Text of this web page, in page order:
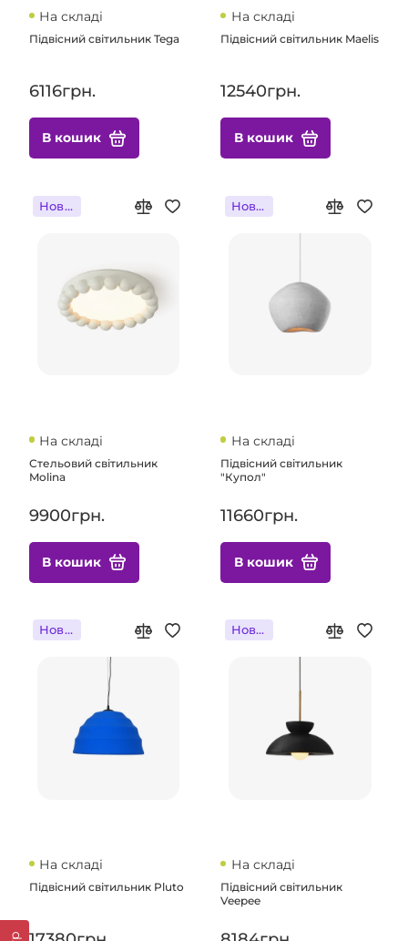
На складі
Підвісний світильник Tega
6116грн.
В кошик
На складі
Підвісний світильник Maelis
12540грн.
В кошик
Новинка
На складі
Стельовий світильник
Molina
9900грн.
В кошик
Новинка
На складі
Підвісний світильник
"Купол"
11660грн.
В кошик
Новинка
На складі
Підвісний світильник Pluto
Новинка
На складі
Підвісний світильник
Veepee